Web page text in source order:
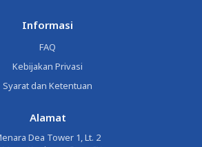
Informasi
FAQ
Kebijakan Privasi
Syarat dan Ketentuan
Alamat
Dea Tower 1, Lt. 2